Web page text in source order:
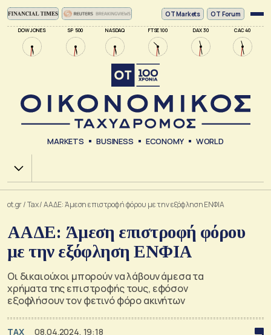
DOW JONES SP 500 NASDAQ FTSE 100 DAX 30 CAC 40
ΟΤ Markets OT Forum
MARKETS BUSINESS ECONOMY WORLD
Χ.Α.
ot.gr/Tax/ΑΑΔΕ: Άμεση επιστροφή φόρου με την εξόφληση ΕΝΦΙΑ
ΑΑΔΕ: Άμεση επιστροφή φόρου
με την εξόφληση ΕΝΦΙΑ
Οι δικαιούχοι μπορούν να λάβουν άμεσα τα
χρήματα της επιστροφής τους, εφόσον
εξοφλήσουν τον φετινό φόρο ακινήτων
TAX 08.04.2024, 19:18